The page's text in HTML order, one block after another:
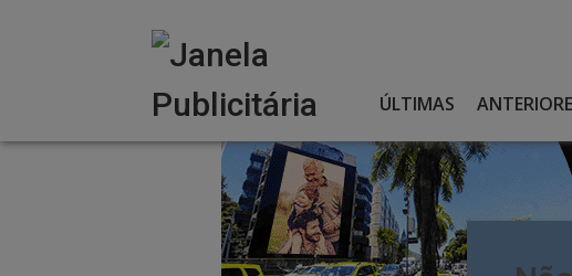
ÚLTIMAS